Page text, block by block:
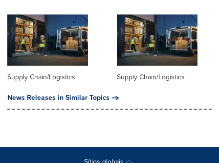
Supply Chain/Logistics
Supply Chain/Logistics
News Releases in Similar Topics